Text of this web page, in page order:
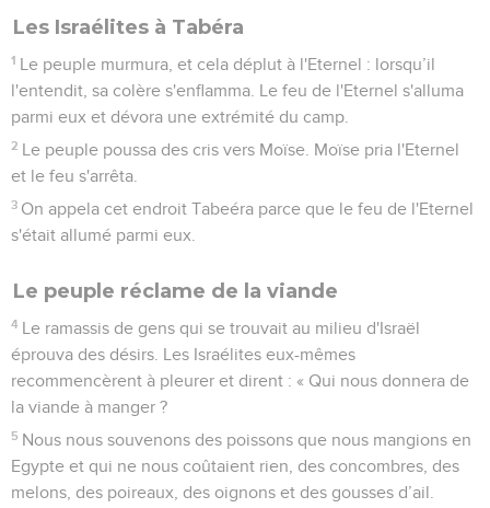
Les Israélites à Tabéra
1 Le peuple murmura, et cela déplut à l'Eternel : lorsqu’il
l'entendit, sa colère s'enflamma. Le feu de l'Eternel s'alluma
parmi eux et dévora une extrémité du camp.
2 Le peuple poussa des cris vers Moïse. Moïse pria l'Eternel
et le feu s'arrêta.
3 On appela cet endroit Tabeéra parce que le feu de l'Eternel
s'était allumé parmi eux.
Le peuple réclame de la viande
4 Le ramassis de gens qui se trouvait au milieu d'Israël
éprouva des désirs. Les Israélites eux-mêmes
recommencèrent à pleurer et dirent : « Qui nous donnera de
la viande à manger ?
5 Nous nous souvenons des poissons que nous mangions en
Egypte et qui ne nous coûtaient rien, des concombres, des
melons, des poireaux, des oignons et des gousses d’ail.